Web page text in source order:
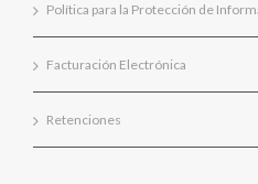
Política para la Protección de
Facturación Electrónica
Retenciones